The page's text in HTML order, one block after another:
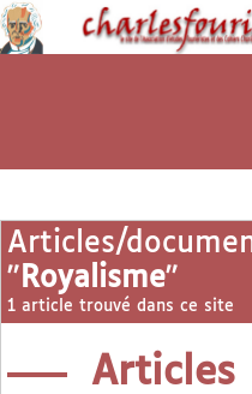
Articles/
" Royalisme"
1 article trouvé dans ce site
Articles